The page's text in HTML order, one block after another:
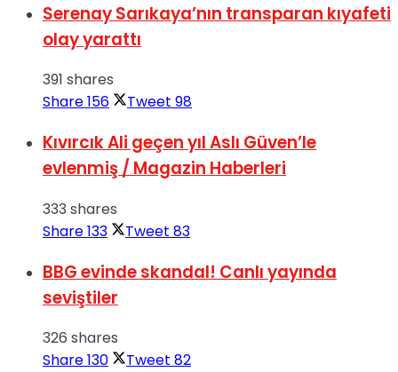
Serenay Sarıkaya’nın transparan kıyafeti
olay yarattı
391 shares
Share156 Tweet 98
Kıvırcık Ali geçen yıl Aslı Güven’le
evlenmiş / Magazin Haberleri
333 shares
Share133 Tweet 83
BBG evinde skandal! Canlı yayında
seviştiler
326 shares
Share130 Tweet 82